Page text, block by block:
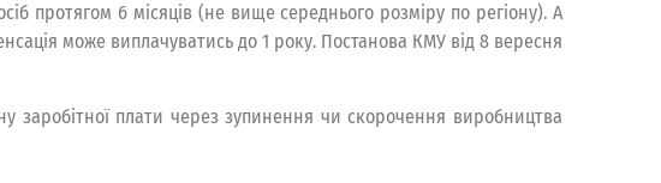
протягом 6 місяців (не вище середнього розміру по регіону). А
може виплачуватись до 1 року. Постанова КМУ від 8 вересня
плати через зупинення чи скорочення виробництва